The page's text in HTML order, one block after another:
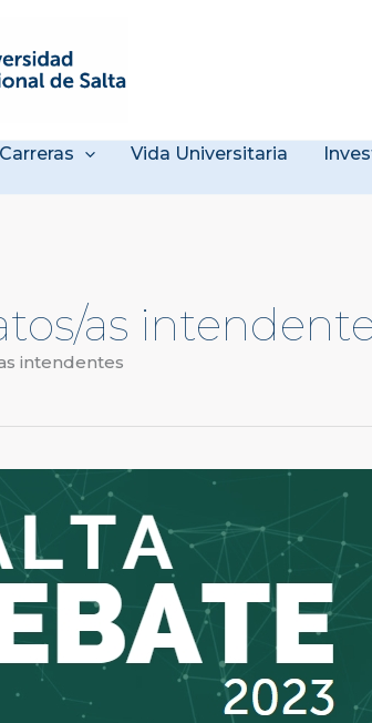
Carreras Vida Universitaria
as
intendentes